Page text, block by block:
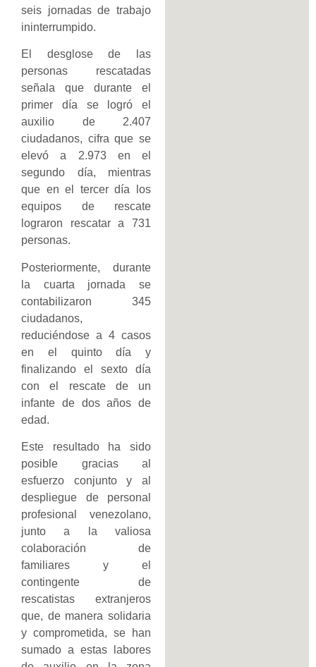
seis jornadas de trabajo
ininterrumpido.
El desglose de las
personas rescatadas
señala que durante el
primer día se logró el
auxilio de 2.407
ciudadanos, cifra que se
elevó a 2.973 en el
segundo día, mientras
que en el tercer día los
equipos de rescate
lograron rescatar a 731
personas.
Posteriormente, durante
la cuarta jornada se
contabilizaron 345
ciudadanos,
reduciéndose a 4 casos
en el quinto día y
finalizando el sexto día
con el rescate de un
infante de dos años de
edad.
Este resultado ha sido
posible gracias al
esfuerzo conjunto y al
despliegue de personal
profesional venezolano,
junto a la valiosa
colaboración de
familiares y el
contingente de
rescatistas extranjeros
que, de manera solidaria
y comprometida, se han
sumado a estas labores